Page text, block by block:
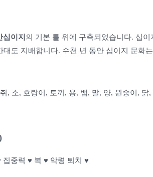
십이지 의 기본 틀 위에 구축되었습니다. 십
대도 지배합니다. 수천 년 동안 십이지 문화
쥐, 소, 호랑이, 토끼, 용, 뱀, 말, 양, 원숭이, 닭,
집중력 ♥ 복 ♥ 악령 퇴치 ♥